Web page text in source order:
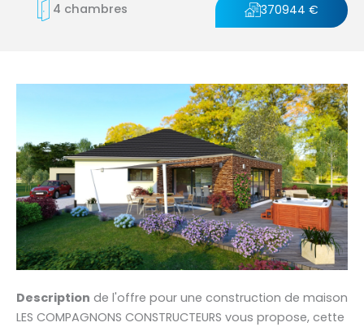
4 chambres
370944 €
Description de l'offre pour une construction de maison
LES COMPAGNONS CONSTRUCTEURS vous propose, cette